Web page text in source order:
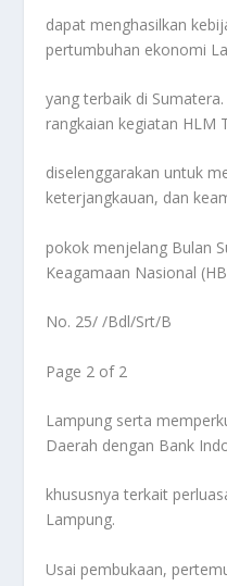
dapat menghasilkan
pertumbuhan ekonomi
yang terbaik di
rangkaian kegiatan HLM
diselenggarakan untuk
keterjangkauan, dan
pokok menjelang Bulan
Keagamaan Nasional
No. 25/ /Bdl/Srt/B
Page 2 of 2
Lampung serta
Daerah dengan Bank
khususnya terkait
Lampung.
Usai pembukaan,